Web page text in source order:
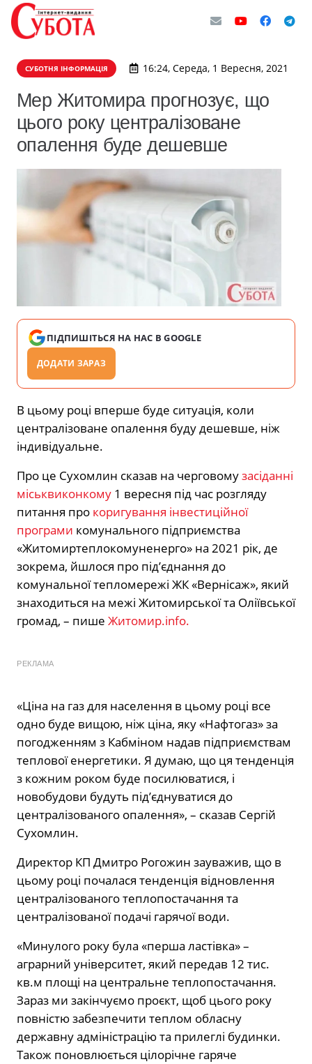
СУБОТНЯ ІНФОРМАЦІЯ 16:24, Середа, 1 Вересня, 2021
Мер Житомира прогнозує, що
цього року централізоване
опалення буде дешевше
ПІДПИШІТЬСЯ НА НАС В GOOGLE
ДОДАТИ ЗАРАЗ
В цьому році вперше буде ситуація, коли
централізоване опалення буду дешевше, ніж
індивідуальне.
Про це Сухомлин сказав на черговомузасіданні
міськвиконкому 1 вересня під час розгляду
питання про коригування інвестиційної
програми комунального підприємства
«Житомиртеплокомуненерго» на 2021 рік, де
зокрема, йшлося про під’єднання до
комунальної тепломережі ЖК «Вернісаж», який
знаходиться на межі Житомирської та Оліївської
громад, – пише Житомир.info.
РЕКЛАМА
«Ціна на газ для населення в цьому році все
одно буде вищою, ніж ціна, яку «Нафтогаз» за
погодженням з Кабміном надав підприємствам
теплової енергетики. Я думаю, що ця тенденція
з кожним роком буде посилюватися, і
новобудови будуть під’єднуватися до
централізованого опалення», – сказав Сергій
Сухомлин.
Директор КП Дмитро Рогожин зауважив, що в
цьому році почалася тенденція відновлення
централізованого теплопостачання та
централізованої подачі гарячої води.
«Минулого року була «перша ластівка» –
аграрний університет, який передав 12 тис.
кв.м площі на центральне теплопостачання.
Зараз ми закінчуємо проєкт, щоб цього року
повністю забезпечити теплом обласну
державну адміністрацію та прилеглі будинки.
Також поновлюється цілорічне гаряче